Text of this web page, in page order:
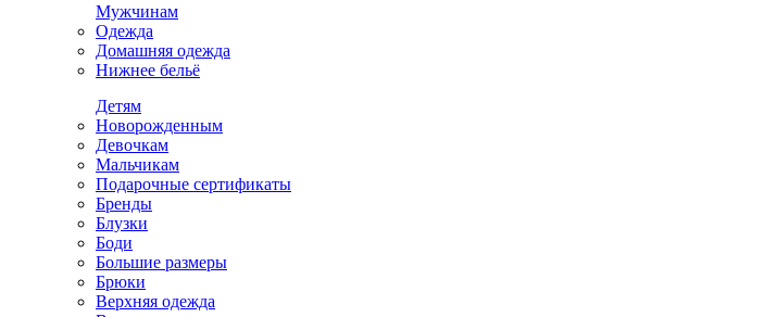
Мужчинам
Одежда
Домашняя одежда
Нижнее бельё
Детям
Новорожденным
Девочкам
Мальчикам
Подарочные сертификаты
Бренды
Блузки
Боди
Большие размеры
Брюки
Верхняя одежда